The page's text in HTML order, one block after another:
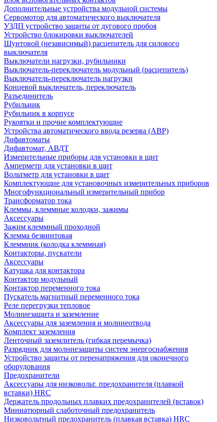
Дополнительные устройства модульной системы
Сервомотор для автоматического выключателя
УЗДП устройство защиты от дугового пробоя
Устройство блокировки выключателей
Шунтовой (независимый) расцепитель для силового
выключателя
Выключатели нагрузки, рубильники
Выключатель-переключатель модульный (расцепитель)
Выключатель-переключатель нагрузки
Концевой выключатель, переключатель
Разъединитель
Рубильник
Рубильник в корпусе
Рукоятки и прочие комплектующие
Устройства автоматического ввода резерва (АВР)
Дифавтоматы
Дифавтомат, АВДТ
Измерительные приборы для установки в щит
Амперметр для установки в щит
Вольтметр для установки в щит
Комплектующие для установочных измерительных приборов
Многофункциональный измерительный прибор
Трансформатор тока
Клеммы, клеммные колодки, зажимы
Аксессуары
Зажим клеммный проходной
Клемма безвинтовая
Клеммник (колодка клеммная)
Контакторы, пускатели
Аксессуары
Катушка для контактора
Контактор модульный
Контактор переменного тока
Пускатель магнитный переменного тока
Реле перегрузки тепловое
Молниезащита и заземление
Аксессуары для заземления и молниеотвода
Комплект заземления
Ленточный заземлитель (гибкая перемычка)
Разрядник для молниезащиты систем энергоснабжения
Устройство защиты от перенапряжения для оконечного
оборудования
Предохранители
Аксессуары для низковольт. предохранителя (плавкой
вставки) HRC
Держатель продольных плавких предохранителей (вставок)
Миниатюрный слаботочный предохранитель
Низковольтный предохранитель (плавкая вставка) HRC